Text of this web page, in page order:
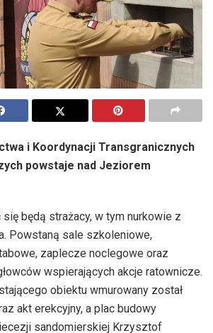
i Koordynacji Transgranicznych
powstaje nad Jeziorem
będą strażacy, w tym nurkowie z
Powstaną sale szkoleniowe,
zaplecze noclegowe oraz
wspierających akcje ratownicze.
obiektu wmurowany został
akt erekcyjny, a plac budowy
sandomierskiej Krzysztof